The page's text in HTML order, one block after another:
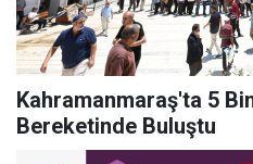
Kahramanmaraş'ta 5
Bereketinde Buluştu